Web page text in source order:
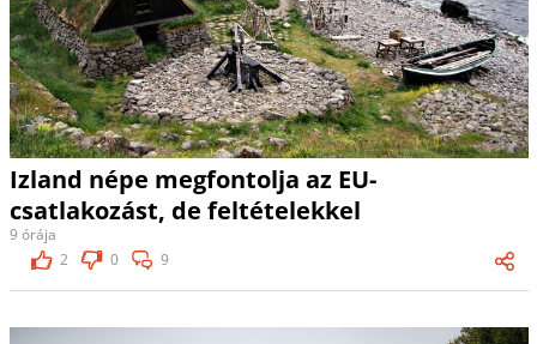
Izland népe megfontolja az EU-
csatlakozást, de feltételekkel
9 órája
2
0 9